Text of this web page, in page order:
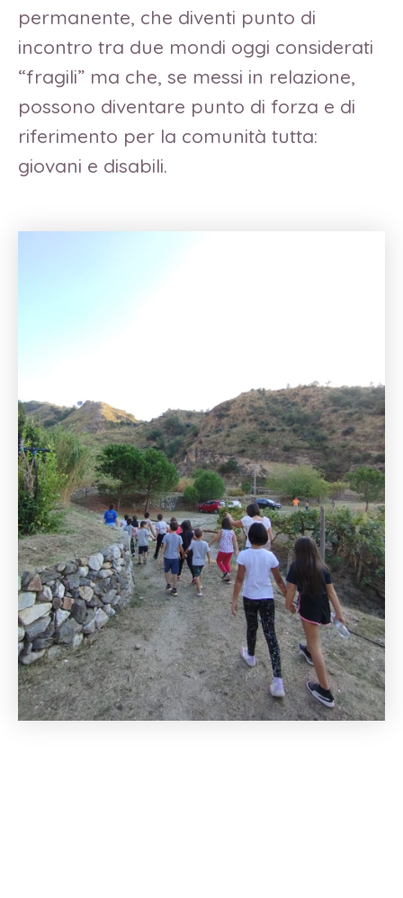
permanente, che diventi punto di
incontro tra due mondi oggi considerati
“fragili” ma che, se messi in relazione,
possono diventare punto di forza e di
riferimento per la comunità tutta:
giovani e disabili.